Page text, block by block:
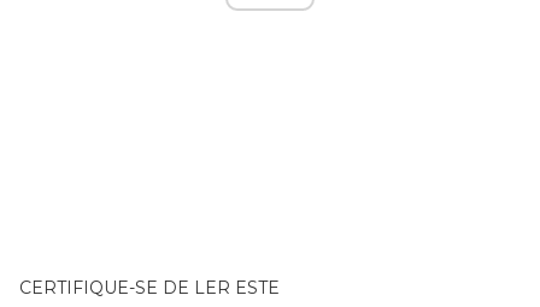
CERTIFIQUE-SE DE LER ESTE